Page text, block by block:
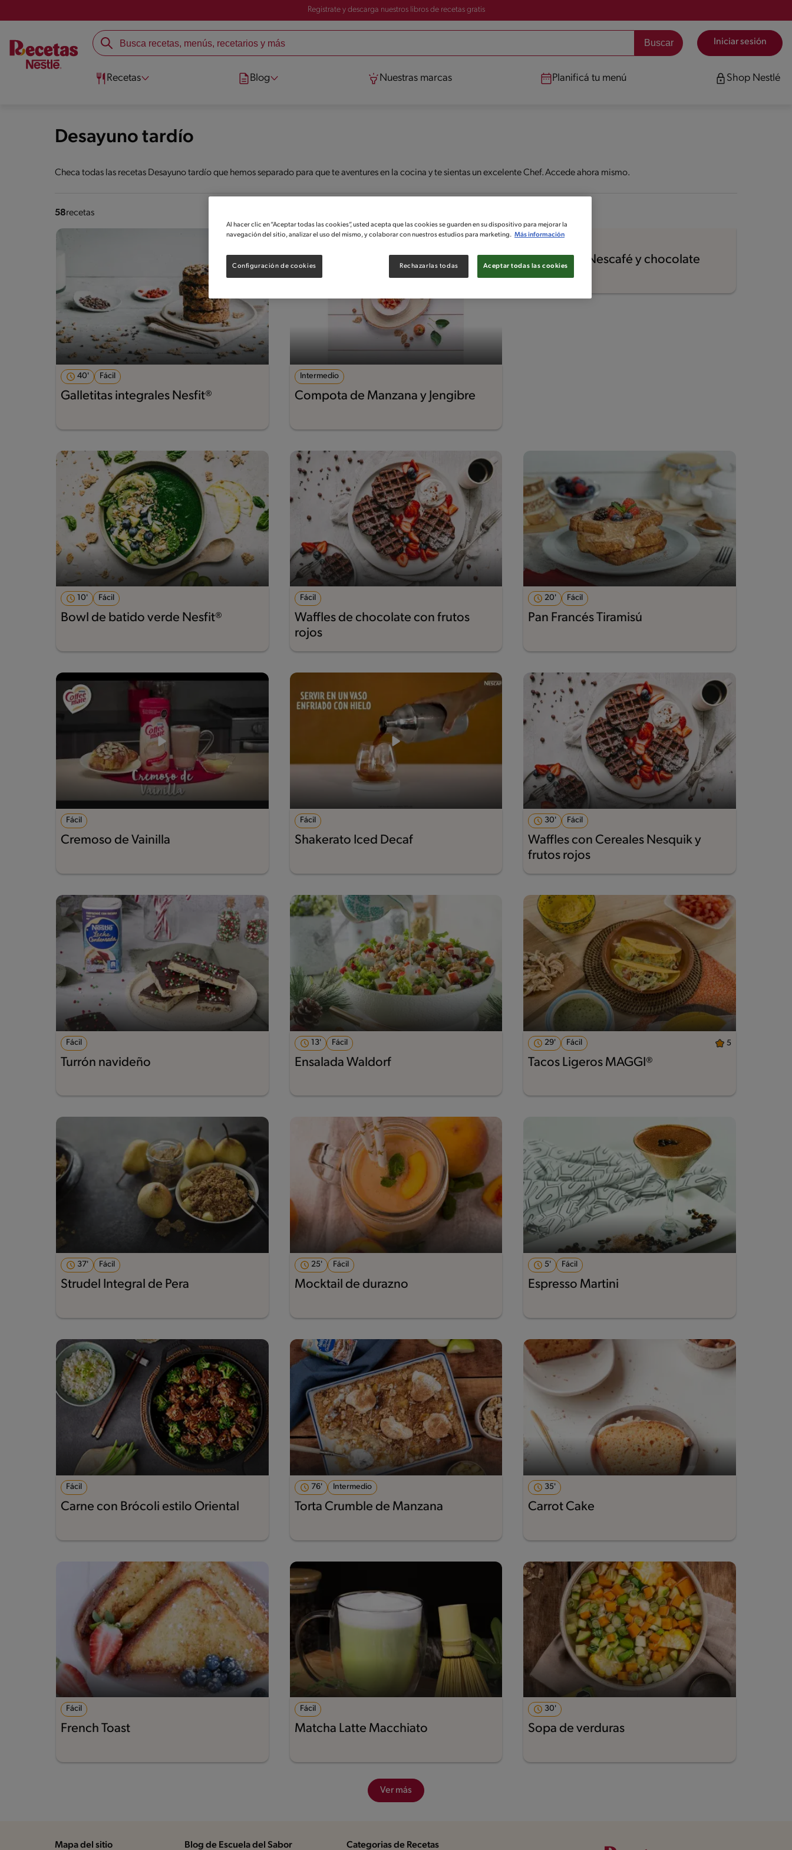
Registrate y descarga nuestros libros de recetas gratis
Iniciar sesión
Recetas Blog Nuestras marcas Planificá tu menú Shop Nestlé
Desayuno tardío
Checa todas las recetas Desayuno tardío que hemos separado para que te aventures en la cocina y te sientas un excelente Chef. Accede ahora mismo.
58recetas
40' Fácil
Galletitas integrales Nesfit®
Intermedio
Compota de Manzana y Jengibre
Intermedio
Frappé de Nescafé y chocolate
10' Fácil
Bowl de batido verde Nesfit®
Fácil
Waffles de chocolate con frutos
rojos
20' Fácil
Pan Francés Tiramisú
Fácil
Cremoso de Vainilla
Fácil
Shakerato Iced Decaf
30' Fácil
Waffles con Cereales Nesquik y
frutos rojos
Fácil
Turrón navideño
13' Fácil
Ensalada Waldorf
29' Fácil 5
Tacos Ligeros MAGGI®
37' Fácil
Strudel Integral de Pera
25' Fácil
Mocktail de durazno
5' Fácil
Espresso Martini
Fácil
Carne con Brócoli estilo Oriental
76' Intermedio
Torta Crumble de Manzana
35'
Carrot Cake
Fácil
French Toast
Fácil
Matcha Latte Macchiato
30'
Sopa de verduras
Ver más
Mapa del sitio Blog de Escuela del Sabor Categorias de Recetas
Al hacer clic en “Aceptar todas las cookies”, usted acepta que las cookies se guarden en su dispositivo para mejorar la
navegación del sitio, analizar el uso del mismo, y colaborar con nuestros estudios para marketing. Más información
Rechazarlas todas Aceptar todas las cookies
Configuración de cookies